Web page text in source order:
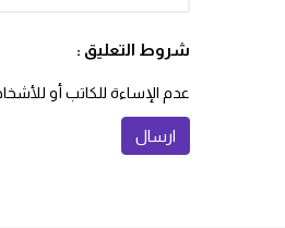
شروط التعليق :
عدم الإساءة للكاتب أو